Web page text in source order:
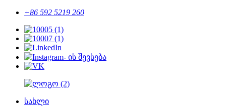
+86 592 5219 260
სახლი